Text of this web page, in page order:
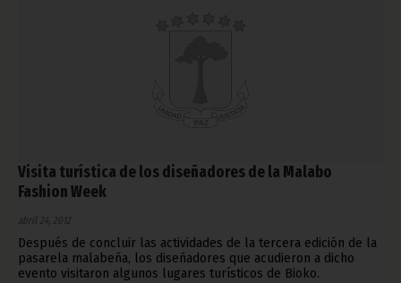
Visita turística de los diseñadores de la Malabo
Fashion Week
abril 24, 2012
Después de concluir las actividades de la tercera edición de la
pasarela malabeña, los diseñadores que acudieron a dicho
evento visitaron algunos lugares turísticos de Bioko.